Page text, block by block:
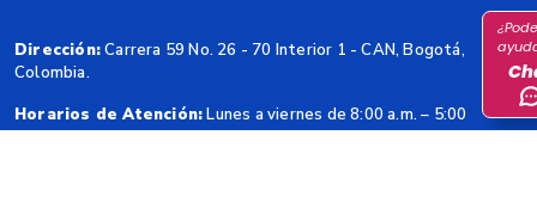
Dirección:Carrera 59 No. 26 - 70 Interior 1 - CAN, Bogotá,
Colombia.
Horarios de Atención:Lunes a viernes de 8:00 a.m. – 5:00